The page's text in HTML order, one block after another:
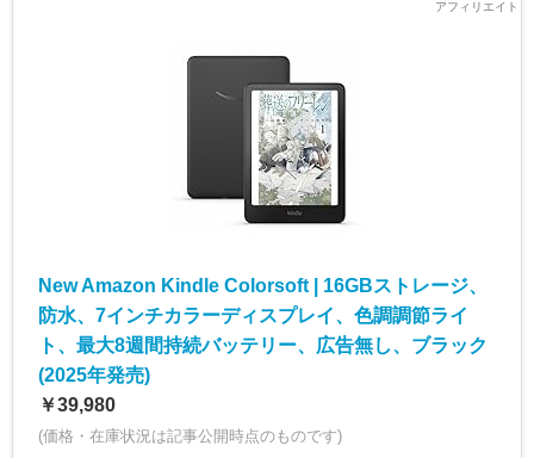
New Amazon Kindle Colorsoft | 16GBストレージ、
防水、7インチカラーディスプレイ、色調調節ライ
ト、最大8週間持続バッテリー、広告無し、ブラック
(2025年発売)
￥39,980
(価格・在庫状況は記事公開時点のものです)